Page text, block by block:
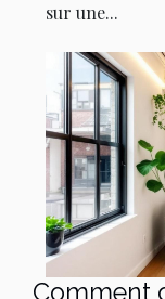
sur une...
Comment